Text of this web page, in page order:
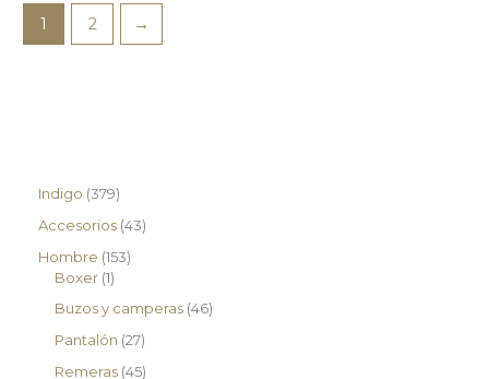
Indigo 379
Accesorios 43
Hombre 153
Boxer 1
Buzos y camperas 46
Pantalón 27
Remeras 45
1 2 →